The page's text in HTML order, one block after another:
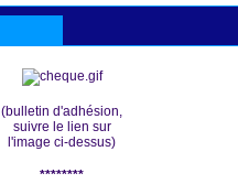
(bulletin d'adhésion,
suivre le lien sur
l'image ci-dessus)
********